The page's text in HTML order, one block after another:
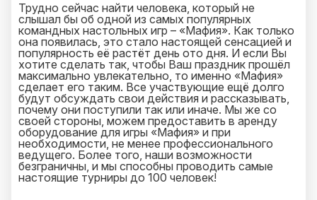
Трудно сейчас найти человека, который не
слышал бы об одной из самых популярных
командных настольных игр – «Мафия». Как только
она появилась, это стало настоящей сенсацией и
популярность её растёт день ото дня. И если Вы
хотите сделать так, чтобы Ваш праздник прошёл
максимально увлекательно, то именно «Мафия»
сделает его таким. Все участвующие ещё долго
будут обсуждать свои действия и рассказывать,
почему они поступили так или иначе. Мы же со
своей стороны, можем предоставить в аренду
оборудование для игры «Мафия» и при
необходимости, не менее профессионального
ведущего. Более того, наши возможности
безграничны, и мы способны проводить самые
настоящие турниры до 100 человек!